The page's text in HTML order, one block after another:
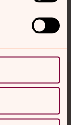
anonymt